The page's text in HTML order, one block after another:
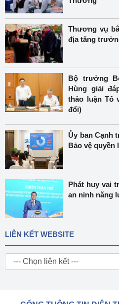
Thương vụ
địa tăng
Bộ trưởng
Hùng giải
thảo luận Tổ
đổi)
Ủy ban Cạnh
Bảo vệ
Phát huy vai
an ninh năng
LIÊN KẾT WEBSITE